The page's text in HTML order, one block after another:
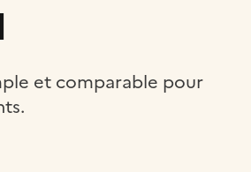
et comparable pour